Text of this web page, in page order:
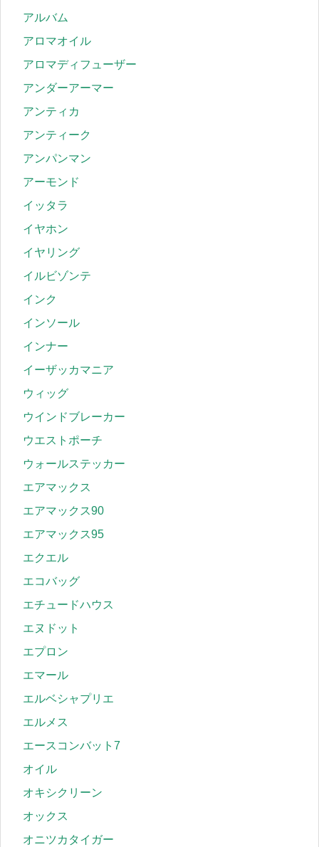
アルバム
アロマオイル
アロマディフューザー
アンダーアーマー
アンティカ
アンティーク
アンパンマン
アーモンド
イッタラ
イヤホン
イヤリング
イルビゾンテ
インク
インソール
インナー
イーザッカマニア
ウィッグ
ウインドブレーカー
ウエストポーチ
ウォールステッカー
エアマックス
エアマックス90
エアマックス95
エクエル
エコバッグ
エチュードハウス
エヌドット
エプロン
エマール
エルベシャプリエ
エルメス
エースコンバット7
オイル
オキシクリーン
オックス
オニツカタイガー